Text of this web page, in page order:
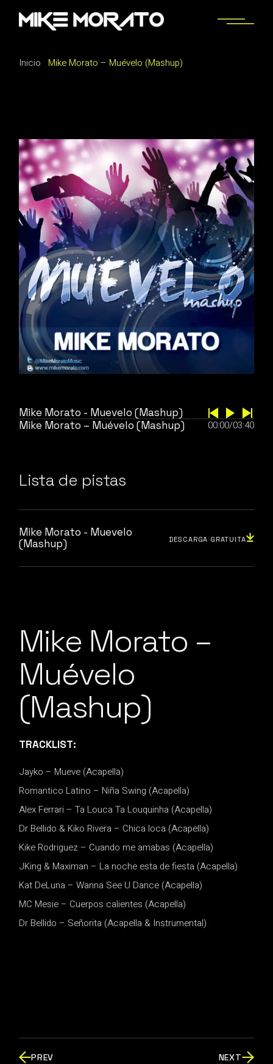
contenido
Inicio Mike Morato – Muévelo (Mashup)
Mike Morato - Muevelo (Mashup)
Mike Morato – Muévelo (Mashup)
00:00/03:40
Lista de pistas
Mike Morato - Muevelo
(Mashup)
DESCARGA GRATUITA
Mike Morato –
Muévelo
(Mashup)
TRACKLIST:
Jayko – Mueve (Acapella)
Romantico Latino – Niña Swing (Acapella)
Alex Ferrari – Ta Louca Ta Louquinha (Acapella)
Dr Bellido & Kiko Rivera – Chica loca (Acapella)
Kike Rodriguez – Cuando me amabas (Acapella)
JKing & Maximan – La noche esta de fiesta (Acapella)
Kat DeLuna – Wanna See U Dance (Acapella)
MC Mesie – Cuerpos calientes (Acapella)
Dr Bellido – Señorita (Acapella & Instrumental)
PREV NEXT